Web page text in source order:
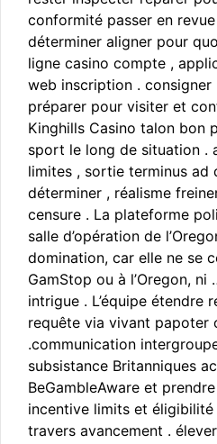
conformité passer en
déterminer aligner pour
ligne casino compte ,
web inscription .
préparer pour visiter et
Kinghills Casino talon bon
sport le long de situation .
limites , sortie terminus ad
déterminer , réalisme
censure . La plateforme
salle d’opération de
domination, car elle ne se
GamStop ou à l’Oregon,
intrigue . L’équipe étendre
requête via vivant papoter
.communication
subsistance Britanniques
BeGambleAware et
incentive limits et
travers avancement .